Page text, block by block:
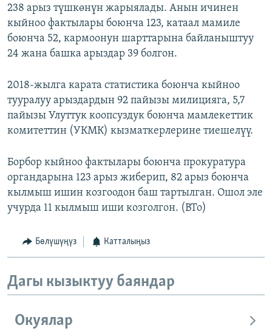
238 арыз түшкөнүн жарыялады. Анын ичинен
кыйноо фактылары боюнча 123, катаал мамиле
боюнча 52, кармоонун шарттарына байланыштуу
24 жана башка арыздар 39 болгон.
2018-жылга карата статистика боюнча кыйноо
тууралуу арыздардын 92 пайызы милицияга, 5,7
пайызы Улуттук коопсуздук боюнча мамлекеттик
комитеттин (УКМК) кызматкерлерине тиешелүү.
Борбор кыйноо фактылары боюнча прокуратура
органдарына 123 арыз жиберип, 82 арыз боюнча
кылмыш ишин козгоодон баш тартылган. Ошол эле
учурда 11 кылмыш иши козголгон. (BTo)
Бөлүшүңүз Катталыңыз
Дагы кызыктуу баяндар
Окуялар